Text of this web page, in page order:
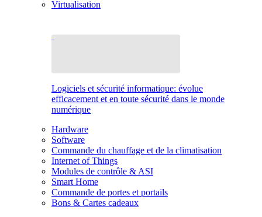
Virtualisation
Logiciels et sécurité informatique: évolue
efficacement et en toute sécurité dans le monde
numérique
Hardware
Software
Commande du chauffage et de la climatisation
Internet of Things
Modules de contrôle & ASI
Smart Home
Commande de portes et portails
Bons & Cartes cadeaux